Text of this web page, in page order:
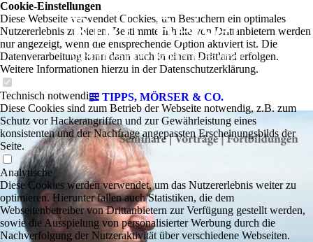
TIPPS, MÖRSER & CO.
Cookie-Einstellungen
Diese Webseite verwendet Cookies, um Besuchern ein optimales
Nutzererlebnis zu bieten. Bestimmte Inhalte von Drittanbietern werden
nur angezeigt, wenn die entsprechende Option aktiviert ist. Die
Datenverarbeitung kann dann auch in einem Drittland erfolgen.
Weitere Informationen hierzu in der Datenschutzerklärung.
Technisch notwendige
Diese Cookies sind zum Betrieb der Webseite notwendig, z.B. zum
Schutz vor Hackerangriffen und zur Gewährleistung eines
konsistenten und der Nachfrage angepassten Erscheinungsbilds der
Seite.
Analytische
Diese Cookies werden verwendet, um das Nutzererlebnis weiter zu
optimieren. Hierunter fallen auch Statistiken, die dem
Webseitenbetreiber von Drittanbietern zur Verfügung gestellt werden,
sowie die Ausspielung von personalisierter Werbung durch die
Nachverfolgung der Nutzeraktivität über verschiedene Webseiten.